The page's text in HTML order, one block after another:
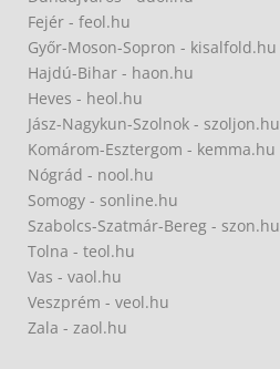
Fejér - feol.hu
Győr-Moson-Sopron - kisalfold.hu
Hajdú-Bihar - haon.hu
Heves - heol.hu
Jász-Nagykun-Szolnok - szoljon.hu
Komárom-Esztergom - kemma.hu
Nógrád - nool.hu
Somogy - sonline.hu
Szabolcs-Szatmár-Bereg - szon.hu
Tolna - teol.hu
Vas - vaol.hu
Veszprém - veol.hu
Zala - zaol.hu